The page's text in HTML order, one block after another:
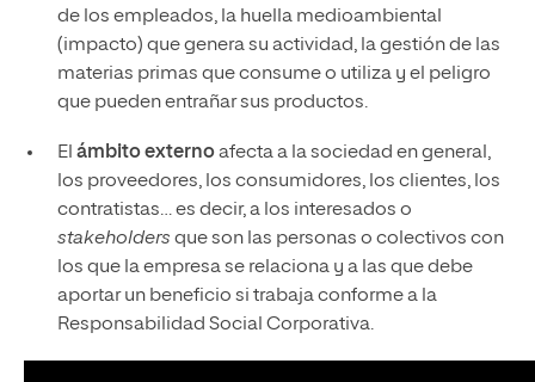
de los empleados, la huella medioambiental
(impacto) que genera su actividad, la gestión de las
materias primas que consume o utiliza y el peligro
que pueden entrañar sus productos.
El ámbito externoafecta a la sociedad en general,
los proveedores, los consumidores, los clientes, los
contratistas… es decir, a los interesados o
stakeholders que son las personas o colectivos con
los que la empresa se relaciona y a las que debe
aportar un beneficio si trabaja conforme a la
Responsabilidad Social Corporativa.